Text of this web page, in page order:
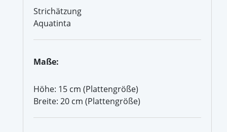
Strichätzung
Aquatinta
Maße:
Höhe: 15 cm (Plattengröße)
Breite: 20 cm (Plattengröße)